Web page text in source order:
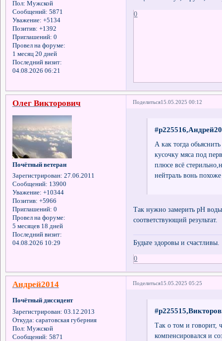
Пол: Мужской
Сообщений: 5871
Уважение: +5134
Позитив: +1392
Приглашений: 0
Провел на форуме:
1 месяц 20 дней
Последний визит:
04.08.2026 06:21
0
Поделиться15.05.2025 00:12
Олег Викторович
Почётный ветеран
Зарегистрирован: 27.06.2011
Сообщений: 13900
Уважение: +10344
Позитив: +5966
Приглашений: 0
Провел на форуме:
5 месяцев 18 дней
Последний визит:
04.08.2026 10:29
А как тогда
кусочку мяса под
плюсе всё
нейтраль вонь
Так нужно замерить pH
соответствующий результат.
Будьте здоровы и счастливы.
0
Поделиться15.05.2025 05:25
Андрей2014
Почётный диссидент
Зарегистрирован: 03.12.2013
Откуда: саратовская губерния
Пол: Мужской
Сообщений: 5871
Так о том и говорит,
компенсировался и